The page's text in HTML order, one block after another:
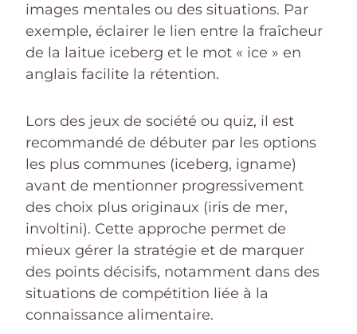
images mentales ou des situations. Par
exemple, éclairer le lien entre la fraîcheur
de la laitue iceberg et le mot « ice » en
anglais facilite la rétention.
Lors des jeux de société ou quiz, il est
recommandé de débuter par les options
les plus communes (iceberg, igname)
avant de mentionner progressivement
des choix plus originaux (iris de mer,
involtini). Cette approche permet de
mieux gérer la stratégie et de marquer
des points décisifs, notamment dans des
situations de compétition liée à la
connaissance alimentaire.